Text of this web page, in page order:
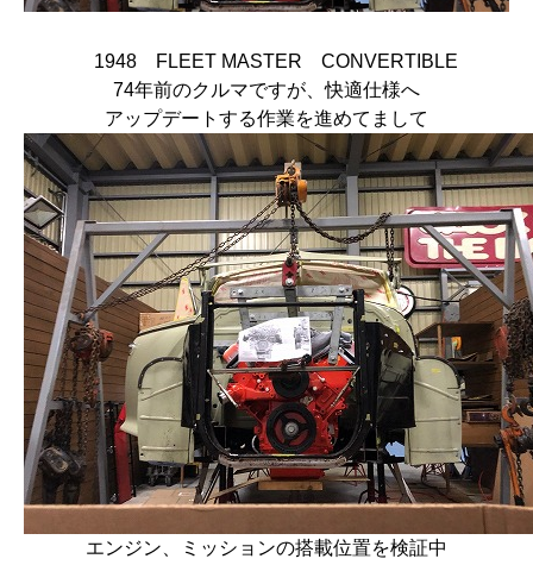
1948 FLEET MASTER CONVERTIBLE
74年前のクルマですが、快適仕様へ
アップデートする作業を進めてまして
エンジン、ミッションの搭載位置を検証中